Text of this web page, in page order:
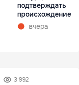
подтверждать
происхождение
вчера
3 992